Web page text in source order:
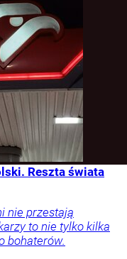
Reszta świata
nie przestają
to nie tylko kilka
bohaterów.